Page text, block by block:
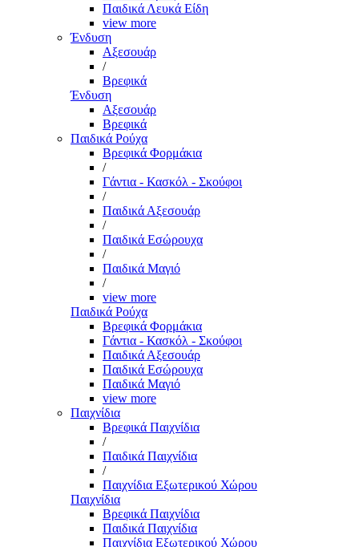
Παιδικά Λευκά Είδη
view more
Ένδυση
Αξεσουάρ
/
Βρεφικά
Ένδυση
Αξεσουάρ
Βρεφικά
Παιδικά Ρούχα
Βρεφικά Φορμάκια
/
Γάντια - Κασκόλ - Σκούφοι
/
Παιδικά Αξεσουάρ
/
Παιδικά Εσώρουχα
/
Παιδικά Μαγιό
/
view more
Παιδικά Ρούχα
Βρεφικά Φορμάκια
Γάντια - Κασκόλ - Σκούφοι
Παιδικά Αξεσουάρ
Παιδικά Εσώρουχα
Παιδικά Μαγιό
view more
Παιχνίδια
Βρεφικά Παιχνίδια
/
Παιδικά Παιχνίδια
/
Παιχνίδια Εξωτερικού Χώρου
Παιχνίδια
Βρεφικά Παιχνίδια
Παιδικά Παιχνίδια
Παιχνίδια Εξωτερικού Χώρου